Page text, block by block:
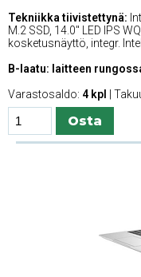
Tekniikka tiivistettynä:
M.2 SSD, 14.0'' LED IPS
kosketusnäyttö, integr.
B-laatu: laitteen
Varastosaldo: 4 kpl |